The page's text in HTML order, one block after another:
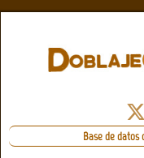
Base de datos